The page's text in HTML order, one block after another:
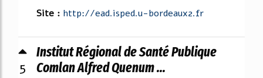
Site : http://ead.isped.u-bordeaux2.fr
5
Institut Régional de Santé Publique
Comlan Alfred Quenum ...